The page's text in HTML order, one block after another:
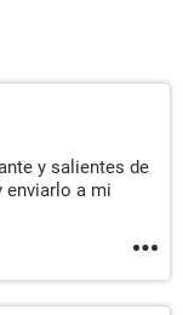
y salientes de
enviarlo a mi